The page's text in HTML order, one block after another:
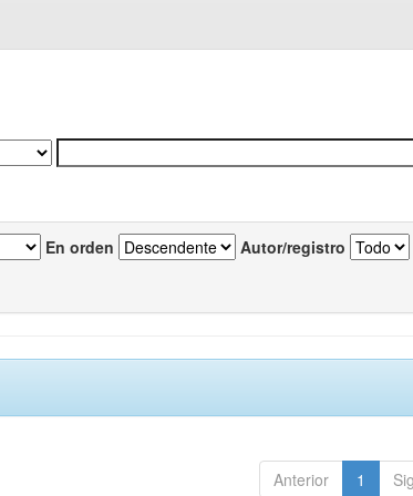
En orden Autor/registro
Anterior 1